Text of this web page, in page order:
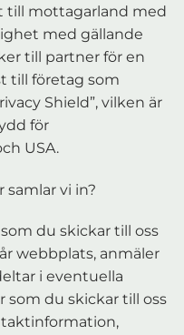
till mottagarland med
med gällande
till partner för en
till företag som
Shield”, vilken är
för
USA.
samlar vi in?
du skickar till oss
webbplats, anmäler
i eventuella
som du skickar till oss